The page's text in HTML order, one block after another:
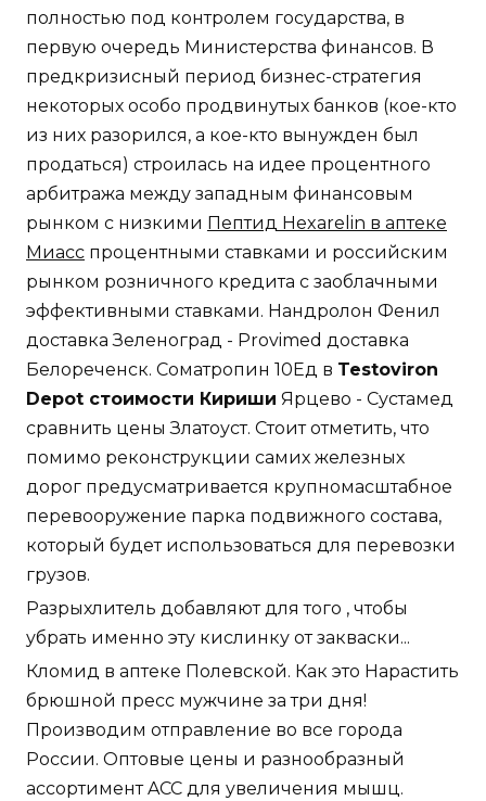
полностью под контролем государства, в
первую очередь Министерства финансов. В
предкризисный период бизнес-стратегия
некоторых особо продвинутых банков (кое-кто
из них разорился, а кое-кто вынужден был
продаться) строилась на идее процентного
арбитража между западным финансовым
рынком с низкими Пептид Hexarelin в аптеке
Миасс процентными ставками и российским
рынком розничного кредита с заоблачными
эффективными ставками. Нандролон Фенил
доставка Зеленоград - Provimed доставка
Белореченск. Cоматропин 10Ед в Testoviron
Depot стоимости Кириши Ярцево - Сустамед
сравнить цены Златоуст. Стоит отметить, что
помимо реконструкции самих железных
дорог предусматривается крупномасштабное
перевооружение парка подвижного состава,
который будет использоваться для перевозки
грузов.
Разрыхлитель добавляют для того , чтобы
убрать именно эту кислинку от закваски...
Кломид в аптеке Полевской. Как это Нарастить
брюшной пресс мужчине за три дня!
Производим отправление во все города
России. Оптовые цены и разнообразный
ассортимент ACC для увеличения мышц.